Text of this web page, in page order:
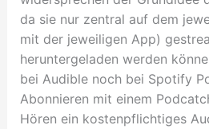
da sie nur zentral auf dem
mit der jeweiligen App)
heruntergeladen werden
bei Audible noch bei Spotify
Abonnieren mit einem
Hören ein kostenpflichtiges